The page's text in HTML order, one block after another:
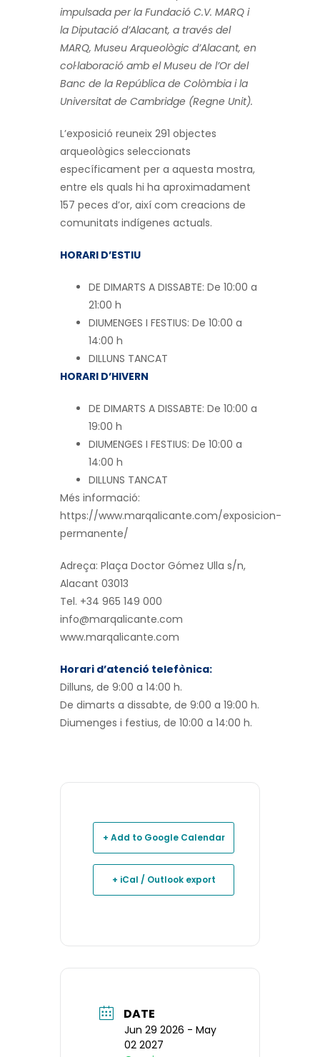
impulsada per la Fundació C.V. MARQ i
la Diputació d’Alacant, a través del
MARQ, Museu Arqueològic d’Alacant, en
col·laboració amb el Museu de l’Or del
Banc de la República de Colòmbia i la
Universitat de Cambridge (Regne Unit).
L’exposició reuneix 291 objectes
arqueològics seleccionats
específicament per a aquesta mostra,
entre els quals hi ha aproximadament
157 peces d’or, així com creacions de
comunitats indígenes actuals.
HORARI D’ESTIU
DE DIMARTS A DISSABTE: De 10:00 a
21:00 h
DIUMENGES I FESTIUS: De 10:00 a
14:00 h
DILLUNS TANCAT
HORARI D’HIVERN
DE DIMARTS A DISSABTE: De 10:00 a
19:00 h
DIUMENGES I FESTIUS: De 10:00 a
14:00 h
DILLUNS TANCAT
Més informació:
https://www.marqalicante.com/exposicion-
permanente/
Adreça: Plaça Doctor Gómez Ulla s/n,
Alacant 03013
Tel. +34 965 149 000
info@marqalicante.com
www.marqalicante.com
Horari d’atenció telefònica:
Dilluns, de 9:00 a 14:00 h.
De dimarts a dissabte, de 9:00 a 19:00 h.
Diumenges i festius, de 10:00 a 14:00 h.
+ Add to Google Calendar
+ iCal / Outlook export
DATE
Jun 29 2026 - May
02 2027